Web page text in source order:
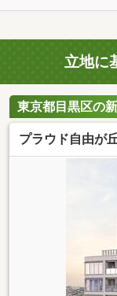
立地に
東京都目黒区の
プラウド自由が